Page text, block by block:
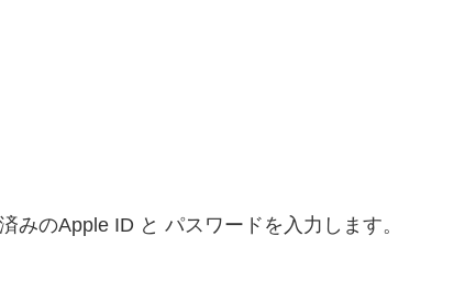
みのApple ID と パスワードを入力します。